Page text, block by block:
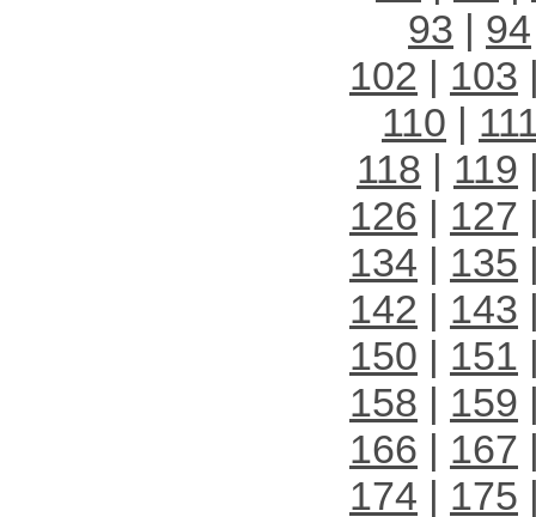
93 | 94
102 | 103
110 |
118 | 119
126 | 127
134 | 135
142 | 143
150 | 151
158 | 159
166 | 167
174 | 175